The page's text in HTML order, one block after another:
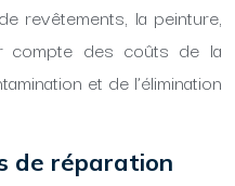
revêtements, la peinture,
compte des coûts de la
et de l’élimination
de réparation